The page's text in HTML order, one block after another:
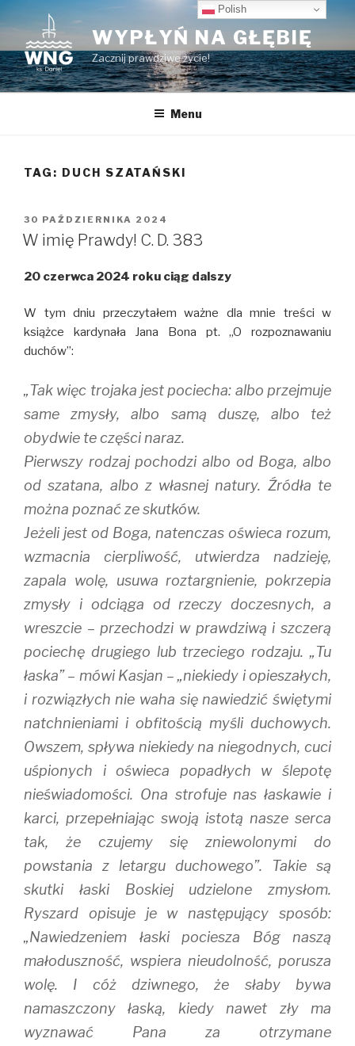
Przeskocz
do
treści
WYPŁYŃ NA GŁĘBIĘ
Zacznij prawdziwe życie!
Menu
TAG: DUCH SZATAŃSKI
OPUBLIKOWANE
W
30 PAŹDZIERNIKA 2024
W imię Prawdy! C. D. 383
20 czerwca 2024 roku ciąg dalszy
W tym dniu przeczytałem ważne dla mnie treści w
książce kardynała Jana Bona pt. ,,O rozpoznawaniu
duchów”:
„Tak więc trojaka jest pociecha: albo przejmuje
same zmysły, albo samą duszę, albo też
obydwie te części naraz.
Pierwszy rodzaj pochodzi albo od Boga, albo
od szatana, albo z własnej natury. Źródła te
można poznać ze skutków.
Jeżeli jest od Boga, natenczas oświeca rozum,
wzmacnia cierpliwość, utwierdza nadzieję,
zapala wolę, usuwa roztargnienie, pokrzepia
zmysły i odciąga od rzeczy doczesnych, a
wreszcie – przechodzi w prawdziwą i szczerą
pociechę drugiego lub trzeciego rodzaju. „Tu
łaska” – mówi Kasjan – „niekiedy i opieszałych,
i rozwiązłych nie waha się nawiedzić świętymi
natchnieniami i obfitością myśli duchowych.
Owszem, spływa niekiedy na niegodnych, cuci
uśpionych i oświeca popadłych w ślepotę
nieświadomości. Ona strofuje nas łaskawie i
karci, przepełniając swoją istotą nasze serca
tak, że czujemy się zniewolonymi do
powstania z letargu duchowego”. Takie są
skutki łaski Boskiej udzielone zmysłom.
Ryszard opisuje je w następujący sposób:
„Nawiedzeniem łaski pociesza Bóg naszą
małoduszność, wspiera nieudolność, porusza
wolę. I cóż dziwnego, że słaby bywa
namaszczony łaską, kiedy nawet zły ma
wyznawać Pana za otrzymane
Polish